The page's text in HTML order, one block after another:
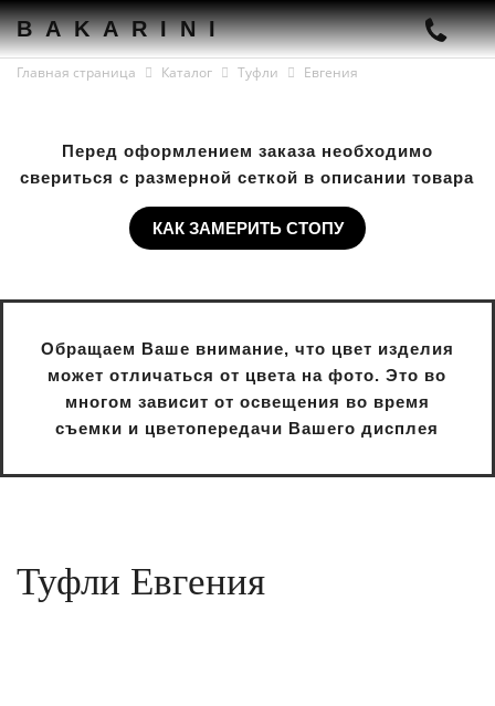
BAKARINI
Главная страница Каталог Туфли Евгения
Перед оформлением заказа необходимо
свериться с размерной сеткой в описании товара
КАК ЗАМЕРИТЬ СТОПУ
Обращаем Ваше внимание, что цвет изделия
может отличаться от цвета на фото. Это во
многом зависит от освещения во время
съемки и цветопередачи Вашего дисплея
Туфли Евгения